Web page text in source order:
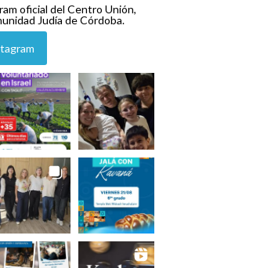
oficial del Centro Unión,
Judía de Córdoba.